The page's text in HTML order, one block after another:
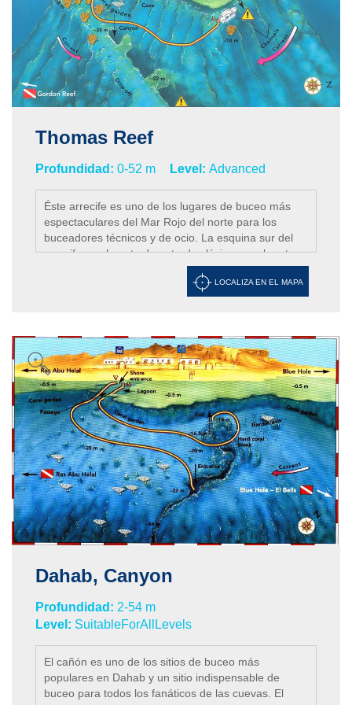
Thomas Reef
Profundidad: 0-52 m Level: Advanced
Éste arrecife es uno de los lugares de buceo más
espectaculares del Mar Rojo del norte para los
buceadores técnicos y de ocio. La esquina sur del
arrecife es el punto de entrada clásico para la ruta
subacuática, que continúa a lo largo del lado
oriental, donde los corales descienden a una meseta
arenosa a una profundidad de unos 25 metros y
corales negros. A una profundidad de 35 metros,
una magnífica y extremadamente profunda garganta
se abre paralela al arrecife y es atravesada por una
serie de impresionantes arcos. Una contra corriente
muy fuerte puede ocurrir en la esquina nordestal del
filón. Si vienes por este punto y las condiciones son
favorables, puedes explorar todo el arrecife. Esto le
permite explorar la pared norte, que tiene algunos
voladizos hermosos y el oeste donde podrá ver
muchas grietas y cuevas.
LOCALIZA EN EL MAPA
Dahab, Canyon
Profundidad: 2-54 m
Level: SuitableForAllLevels
El cañón es uno de los sitios de buceo más
populares en Dahab y un sitio indispensable de
buceo para todos los fanáticos de las cuevas. El